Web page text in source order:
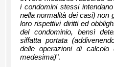
i condomini stessi
nella normalità dei casi) non
loro rispettivi diritti ed
del condominio, bensì
siffatta portata
delle operazioni di calcolo
medesima)".